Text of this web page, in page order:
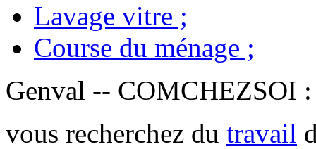
Lavage vitre ;
Course du ménage ;
Genval -- COMCHEZSOI
vous recherchez du travail